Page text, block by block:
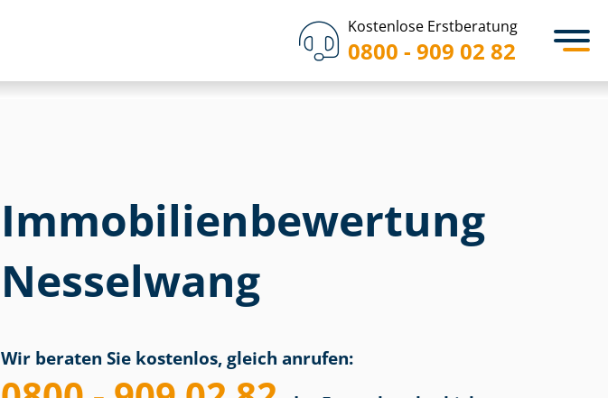
Kostenlose Erstberatung
0800 - 909 02 82
Immobilien­bewertung
Nesselwang
Wir beraten Sie kostenlos, gleich anrufen: